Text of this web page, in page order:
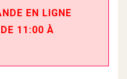
EN LIGNE
11:00 À